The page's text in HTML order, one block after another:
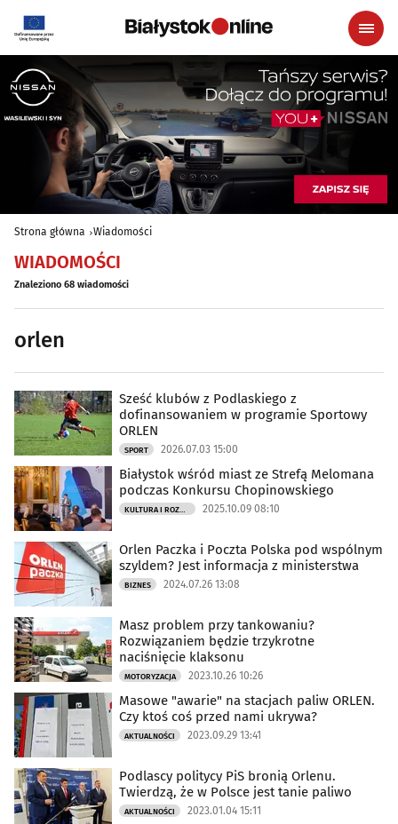
Strona główna Wiadomości
WIADOMOŚCI
Znaleziono 68 wiadomości
orlen
Sześć klubów z Podlaskiego z
dofinansowaniem w programie Sportowy
ORLEN
SPORT 2026.07.03 15:00
Białystok wśród miast ze Strefą Melomana
podczas Konkursu Chopinowskiego
KULTURA I ROZRYWKA 2025.10.09 08:10
Orlen Paczka i Poczta Polska pod wspólnym
szyldem? Jest informacja z ministerstwa
BIZNES 2024.07.26 13:08
Masz problem przy tankowaniu?
Rozwiązaniem będzie trzykrotne
naciśnięcie klaksonu
MOTORYZACJA 2023.10.26 10:26
Masowe "awarie" na stacjach paliw ORLEN.
Czy ktoś coś przed nami ukrywa?
AKTUALNOŚCI 2023.09.29 13:41
Podlascy politycy PiS bronią Orlenu.
Twierdzą, że w Polsce jest tanie paliwo
AKTUALNOŚCI 2023.01.04 15:11